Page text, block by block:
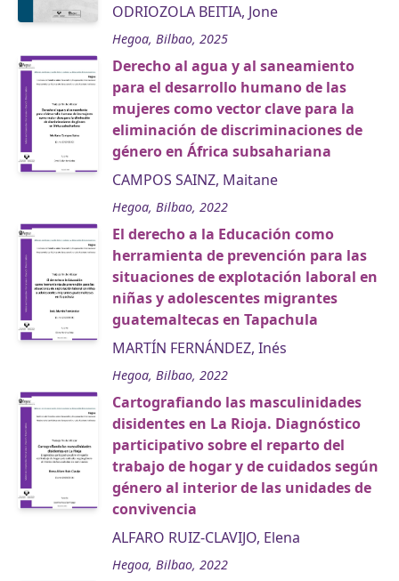
ODRIOZOLA BEITIA, Jone
Hegoa, Bilbao, 2025
Derecho al agua y al saneamiento
para el desarrollo humano de las
mujeres como vector clave para la
eliminación de discriminaciones de
género en África subsahariana
CAMPOS SAINZ, Maitane
Hegoa, Bilbao, 2022
El derecho a la Educación como
herramienta de prevención para las
situaciones de explotación laboral en
niñas y adolescentes migrantes
guatemaltecas en Tapachula
MARTÍN FERNÁNDEZ, Inés
Hegoa, Bilbao, 2022
Cartografiando las masculinidades
disidentes en La Rioja. Diagnóstico
participativo sobre el reparto del
trabajo de hogar y de cuidados según
género al interior de las unidades de
convivencia
ALFARO RUIZ-CLAVIJO, Elena
Hegoa, Bilbao, 2022